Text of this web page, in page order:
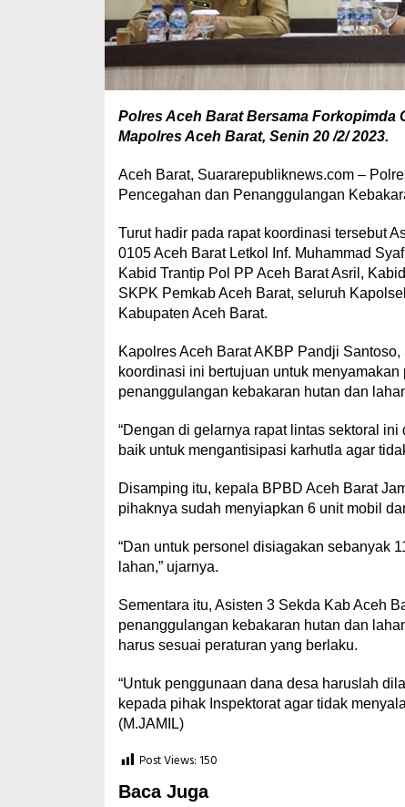
Polres Aceh Barat Bersama Forkopimda
Mapolres Aceh Barat, Senin 20 /2/ 2023.
Aceh Barat, Suararepubliknews.com –
Pencegahan dan Penanggulangan
Turut hadir pada rapat koordinasi tersebut
0105 Aceh Barat Letkol Inf. Muhammad
Kabid Trantip Pol PP Aceh Barat Asril,
SKPK Pemkab Aceh Barat, seluruh
Kabupaten Aceh Barat.
Kapolres Aceh Barat AKBP Pandji
koordinasi ini bertujuan untuk
penanggulangan kebakaran hutan dan
“Dengan di gelarnya rapat lintas sektoral
baik untuk mengantisipasi karhutla agar
Disamping itu, kepala BPBD Aceh Barat
pihaknya sudah menyiapkan 6 unit mobil
“Dan untuk personel disiagakan sebanyak
lahan,” ujarnya.
Sementara itu, Asisten 3 Sekda Kab Aceh
penanggulangan kebakaran hutan dan
harus sesuai peraturan yang berlaku.
“Untuk penggunaan dana desa haruslah
kepada pihak Inspektorat agar tidak
(M.JAMIL)
Post Views: 150
Baca Juga